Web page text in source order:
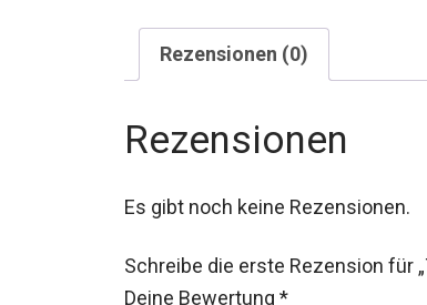
Rezensionen (0)
Rezensionen
Es gibt noch keine Rezensionen.
Schreibe die erste Rezension für
Deine Bewertung *